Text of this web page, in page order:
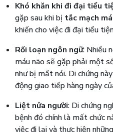
Khó khăn khi đi đại tiểu
gặp sau khi bị tắc mạch
khiến cho việc đi đại tiểu
Rối loạn ngôn ngữ: Nhiều
máu não sẽ gặp phải một
như bị mất nói. Di chứng
động giao tiếp hàng ngày
Liệt nửa người: Di chứng
bệnh đó chính là mất chức
việc đi lại và thực hiện